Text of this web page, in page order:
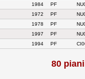
1984 PF
1972 PF
1978 PF
1997 PF
1994 PF
80